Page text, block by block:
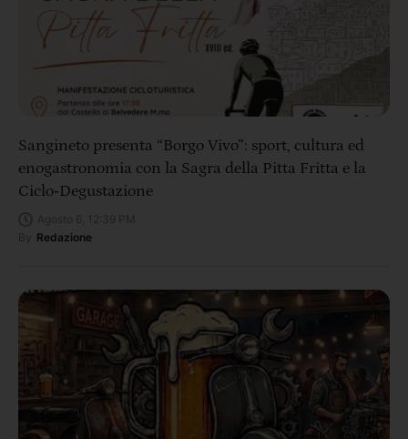
Sangineto presenta “Borgo Vivo”: sport, cultura ed
enogastronomia con la Sagra della Pitta Fritta e la
Ciclo‑Degustazione
Redazione